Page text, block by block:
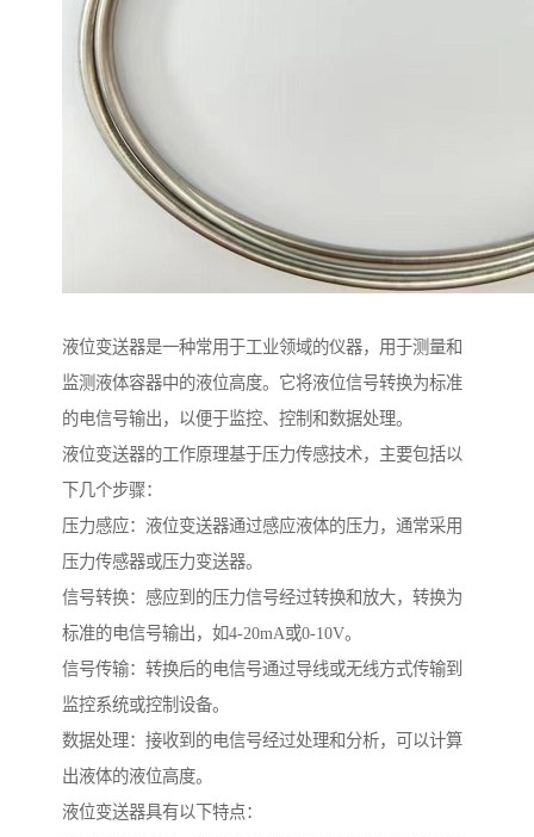
液位变送器是一种常用于工业领域的仪器，用于测量和
监测液体容器中的液位高度。它将液位信号转换为标准
的电信号输出，以便于监控、控制和数据处理。
液位变送器的工作原理基于压力传感技术，主要包括以
下几个步骤：
压力感应：液位变送器通过感应液体的压力，通常采用
压力传感器或压力变送器。
信号转换：感应到的压力信号经过转换和放大，转换为
标准的电信号输出，如4-20mA或0-10V。
信号传输：转换后的电信号通过导线或无线方式传输到
监控系统或控制设备。
数据处理：接收到的电信号经过处理和分析，可以计算
出液体的液位高度。
液位变送器具有以下特点：